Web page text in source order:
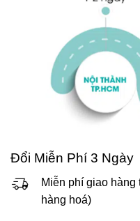
Đổi Miễn Phí 3 Ngày
Miễn phí giao hàng
hàng hoá)